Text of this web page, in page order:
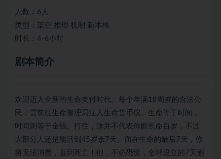
人数：6人
类型：架空 推理 机制 新本格
时长：4-6小时
剧本简介
欢迎迈入全新的生命支付时代。每个年满18周岁的合法公
民，需前往生命管理局注入生命货币仪。生命等于时间，
时间则等于金钱。打住，这并不代表你能长命百岁，不过
大部分人还是能活到45岁余7天。而在生命的最后7天，你
将无法消费，直到死亡！但，不必恐慌，全球设立的7天酒